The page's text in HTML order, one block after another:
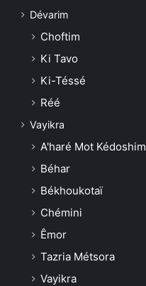
Dévarim
Choftim
Ki Tavo
Ki-Téssé
Réé
Vayikra
A'haré Mot Kédoshim
Béhar
Békhoukotaï
Chémini
Êmor
Tazria Métsora
Vayikra